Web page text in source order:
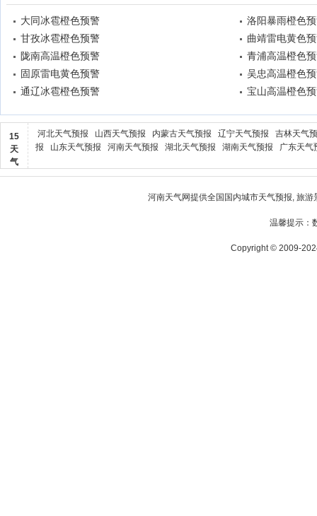
大同冰雹橙色预警
洛阳暴雨橙色
甘孜冰雹橙色预警
曲靖雷电黄色
陇南高温橙色预警
青浦高温橙色
固原雷电黄色预警
吴忠高温橙色
通辽冰雹橙色预警
宝山高温橙色
15
天
气
河北天气预报 山西天气预报 内蒙古天气预报 辽宁天气预报
吉林天气
报
山东天气预报 河南天气预报 湖北天气预报 湖南天气预报 广东天气
河南天气网提供全国国内城市天气预报, 旅游
温馨提示：
Copyright © 2009-